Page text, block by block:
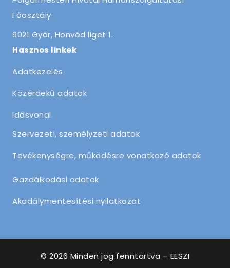
Főosztály
9021 Győr, Honvéd liget 1.
Hasznos linkek
Adatkezelés
Közérdekű adatok
Idősvonal
Szervezeti, személyzeti adatok
Tevékenységre, működésre vonatkozó adatok
Gazdálkodási adatok
Akadálymentesítési nyilatkozat
© 2026 Minden jog fenntartva – EESZI